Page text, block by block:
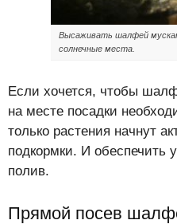
Высаживать шалфей
солнечные места.
Если хочется, чтобы
на месте посадки
только растения начнут
подкормки. И обеспечить
полив.
Прямой посев